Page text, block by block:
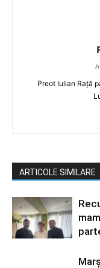
Preot Iulian Rață
ARTICOLE SIMILARE